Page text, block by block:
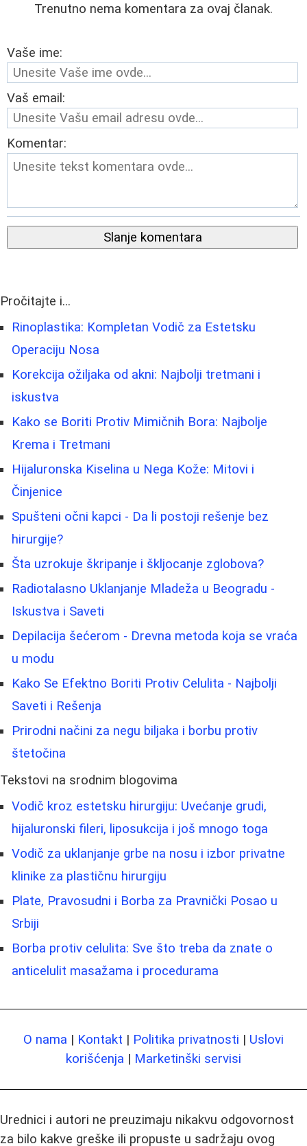
Trenutno nema komentara za ovaj članak.
Vaše ime:
Vaš email:
Komentar:
Slanje komentara
Pročitajte i...
Rinoplastika: Kompletan Vodič za Estetsku
Operaciju Nosa
Korekcija ožiljaka od akni: Najbolji tretmani i
iskustva
Kako se Boriti Protiv Mimičnih Bora: Najbolje
Krema i Tretmani
Hijaluronska Kiselina u Nega Kože: Mitovi i
Činjenice
Spušteni očni kapci - Da li postoji rešenje bez
hirurgije?
Šta uzrokuje škripanje i škljocanje zglobova?
Radiotalasno Uklanjanje Mladeža u Beogradu -
Iskustva i Saveti
Depilacija šećerom - Drevna metoda koja se vraća
u modu
Kako Se Efektno Boriti Protiv Celulita - Najbolji
Saveti i Rešenja
Prirodni načini za negu biljaka i borbu protiv
štetočina
Tekstovi na srodnim blogovima
Vodič kroz estetsku hirurgiju: Uvećanje grudi,
hijaluronski fileri, liposukcija i još mnogo toga
Vodič za uklanjanje grbe na nosu i izbor privatne
klinike za plastičnu hirurgiju
Plate, Pravosudni i Borba za Pravnički Posao u
Srbiji
Borba protiv celulita: Sve što treba da znate o
anticelulit masažama i procedurama
O nama | Kontakt | Politika privatnosti | Uslovi
korišćenja | Marketinški servisi
Urednici i autori ne preuzimaju nikakvu odgovornost
za bilo kakve greške ili propuste u sadržaju ovog